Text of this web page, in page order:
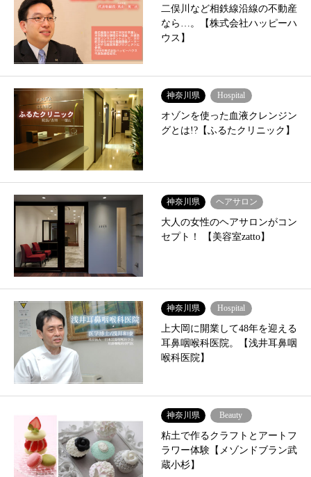
二俣川など相鉄線沿線の不動産
なら…。【株式会社ハッピーハ
ウス】
神奈川県 Hospital
オゾンを使った血液クレンジン
グとは!?【ふるたクリニック】
神奈川県 ヘアサロン
大人の女性のヘアサロンがコン
セプト！ 【美容室zatto】
神奈川県 Hospital
上大岡に開業して48年を迎える
耳鼻咽喉科医院。【浅井耳鼻咽
喉科医院】
神奈川県 Beauty
粘土で作るクラフトとアートフ
ラワー体験【メゾンドブラン武
蔵小杉】